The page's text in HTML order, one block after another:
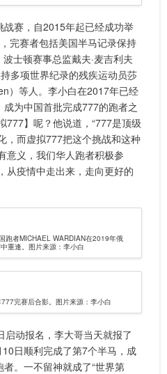
赛，自2015年起已经成功举
完赛者包括美国半马记录保持
士顿赛事总监戴夫·麦吉利夫
多项世界纪录的残疾运动员莎
）等人。李小白在2017年已经
为中国首批完成777的跑者之
777】呢？他说道，“777是顶级
，而虚拟777把这个挑战和这种
意义，我们华人跑者积极参
从疫情中走出来，走向更好的
跑者MICHAEL WARDIAN在2019年俄
重逢。图片来源：李小白
完赛后合影。图片来源：李小白
启动报名，李大哥当天就报了
日顺利完成了第7个半马，成
。一不留神就成了“世界第